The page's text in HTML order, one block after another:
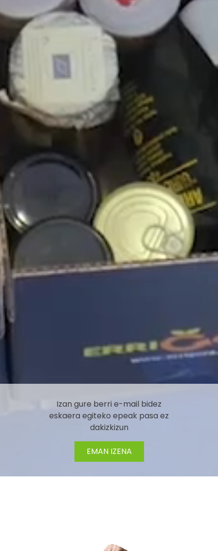
Izan gure berri e-mail bidez
eskaera egiteko epeak pasa ez
dakizkizun
EMAN IZENA